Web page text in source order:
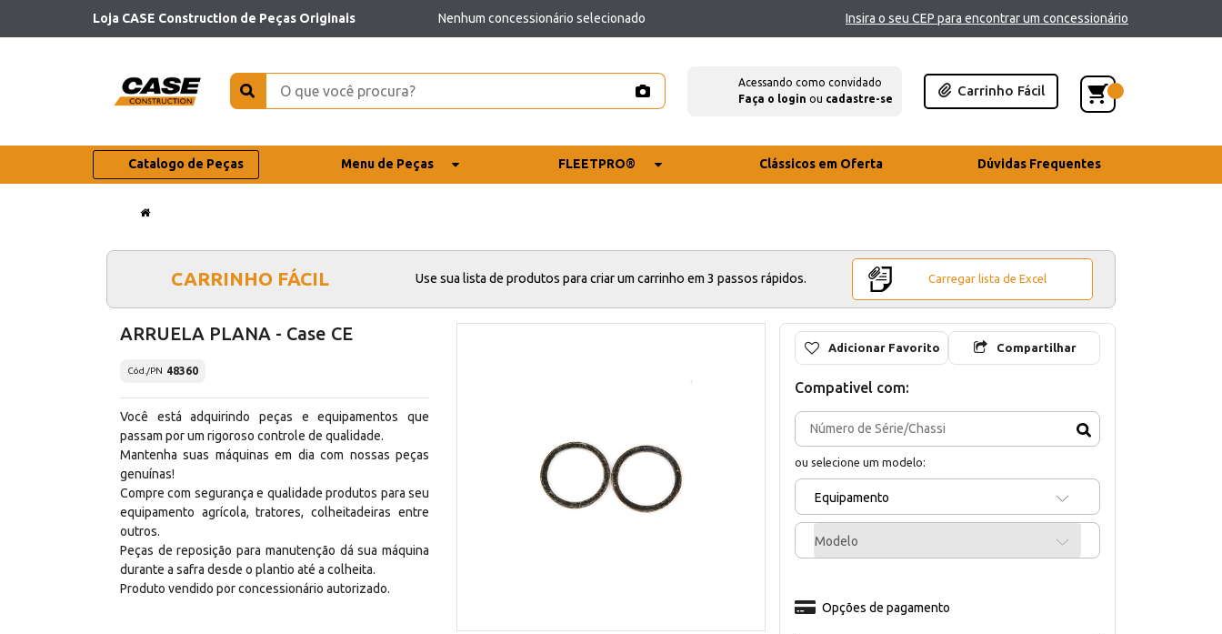
Loja CASE Construction de Peças Originais Nenhum concessionário selecionado Insira o seu CEP para encontrar um concessionário
Acessando como convidado
Faça o login ou cadastre-se
Carrinho Fácil
Catalogo de Peças Menu de Peças FLEETPRO® Clássicos em Oferta Dúvidas Frequentes
CARRINHO FÁCIL Use sua lista de produtos para criar um carrinho em 3 passos rápidos. Carregar lista de Excel
ARRUELA PLANA - Case CE
Cód./PN 48360
Você está adquirindo peças e equipamentos que
passam por um rigoroso controle de qualidade.
Mantenha suas máquinas em dia com nossas peças
genuínas!
Compre com segurança e qualidade produtos para seu
equipamento agrícola, tratores, colheitadeiras entre
outros.
Peças de reposição para manutenção dá sua máquina
durante a safra desde o plantio até a colheita.
Produto vendido por concessionário autorizado.
Adicionar Favorito Compartilhar
Compativel com:
ou selecione um modelo:
Equipamento
Modelo
Opções de pagamento